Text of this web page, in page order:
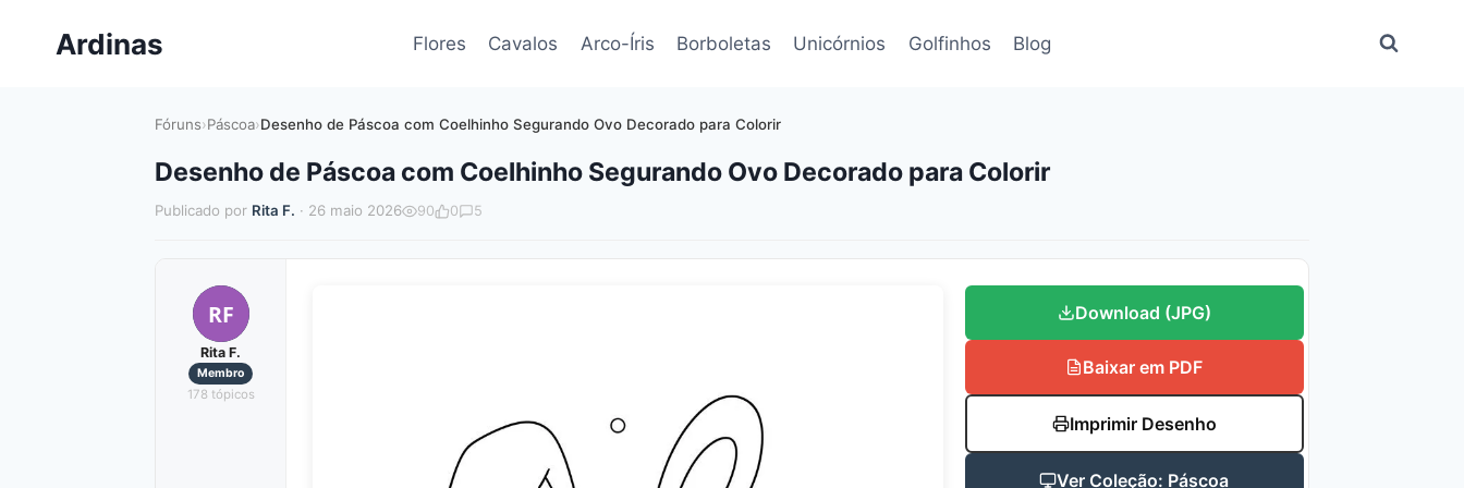
Ardinas Flores Cavalos Arco-Íris Borboletas Unicórnios Golfinhos Blog
Fóruns›Páscoa›Desenho de Páscoa com Coelhinho Segurando Ovo Decorado para Colorir
Desenho de Páscoa com Coelhinho Segurando Ovo Decorado para Colorir
Publicado por Rita F. · 26 maio 2026 90 0 5
RF
Rita F.
Membro
178 tópicos
Download (JPG)
Baixar em PDF
Imprimir Desenho
Ver Coleção: Páscoa